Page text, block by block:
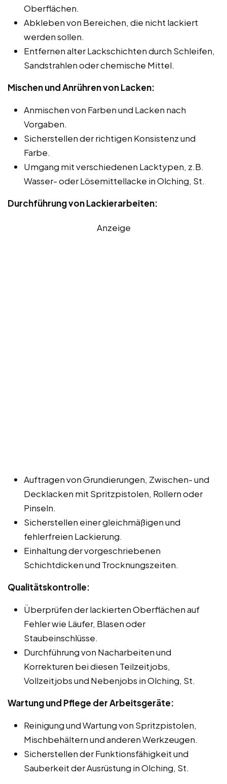
Oberflächen.
Abkleben von Bereichen, die nicht lackiert
werden sollen.
Entfernen alter Lackschichten durch Schleifen,
Sandstrahlen oder chemische Mittel.
Mischen und Anrühren von Lacken:
Anmischen von Farben und Lacken nach
Vorgaben.
Sicherstellen der richtigen Konsistenz und
Farbe.
Umgang mit verschiedenen Lacktypen, z.B.
Wasser- oder Lösemittellacke in Olching, St.
Durchführung von Lackierarbeiten:
Anzeige
Auftragen von Grundierungen, Zwischen- und
Decklacken mit Spritzpistolen, Rollern oder
Pinseln.
Sicherstellen einer gleichmäßigen und
fehlerfreien Lackierung.
Einhaltung der vorgeschriebenen
Schichtdicken und Trocknungszeiten.
Qualitätskontrolle:
Überprüfen der lackierten Oberflächen auf
Fehler wie Läufer, Blasen oder
Staubeinschlüsse.
Durchführung von Nacharbeiten und
Korrekturen bei diesen Teilzeitjobs,
Vollzeitjobs und Nebenjobs in Olching, St.
Wartung und Pflege der Arbeitsgeräte:
Reinigung und Wartung von Spritzpistolen,
Mischbehältern und anderen Werkzeugen.
Sicherstellen der Funktionsfähigkeit und
Sauberkeit der Ausrüstung in Olching, St.